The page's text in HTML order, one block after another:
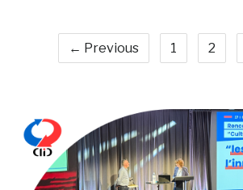
← Previous 1 2